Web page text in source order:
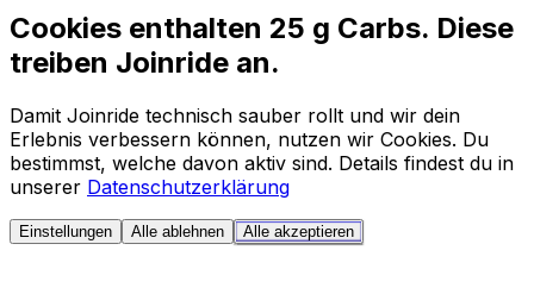
Cookies enthalten 25 g Carbs. Diese
treiben Joinride an.
Damit Joinride technisch sauber rollt und wir dein
Erlebnis verbessern können, nutzen wir Cookies. Du
bestimmst, welche davon aktiv sind. Details findest du in
unserer Datenschutzerklärung
Einstellungen Alle ablehnen Alle akzeptieren